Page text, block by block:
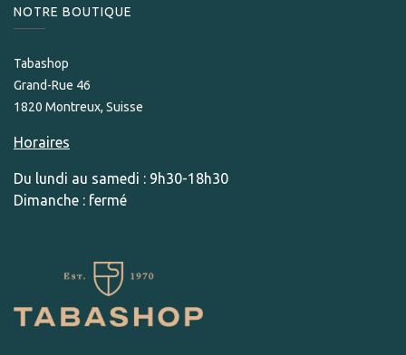
NOTRE BOUTIQUE
Tabashop
Grand-Rue 46
1820 Montreux, Suisse
Horaires
Du lundi au samedi : 9h30-18h30
Dimanche : fermé